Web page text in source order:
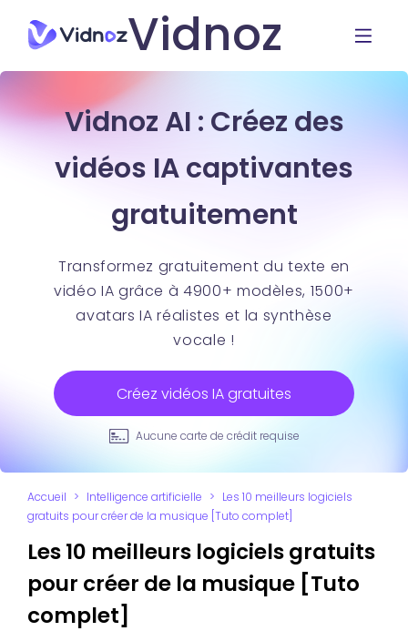
Vidnoz
Vidnoz AI : Créez des
vidéos IA captivantes
gratuitement
Transformez gratuitement du texte en
vidéo IA grâce à 4900+ modèles, 1500+
avatars IA réalistes et la synthèse
vocale !
Créez vidéos IA gratuites
Aucune carte de crédit requise
Accueil > Intelligence artificielle > Les 10 meilleurs logiciels
gratuits pour créer de la musique [Tuto complet]
Les 10 meilleurs logiciels gratuits
pour créer de la musique [Tuto
complet]